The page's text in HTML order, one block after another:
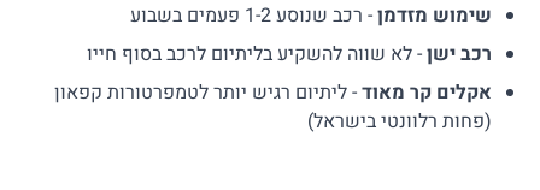
שימוש מזדמן- רכב שנוסע 1-2 פעמים בשבוע
רכב ישן- לא שווה להשקיע בליתיום לרכב בסוף חייו
אקלים קר מאוד- ליתיום רגיש יותר לטמפרטורות קפאון
(פחות רלוונטי בישראל)